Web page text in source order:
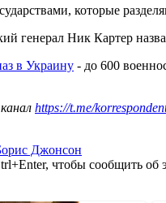
которые
генерал Ник Картер
в Украину - до 600
https://t.me/
Джонсон
чтобы сообщить об